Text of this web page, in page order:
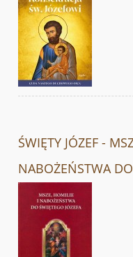
ŚWIĘTY JÓZEF -
NABOŻEŃSTWA